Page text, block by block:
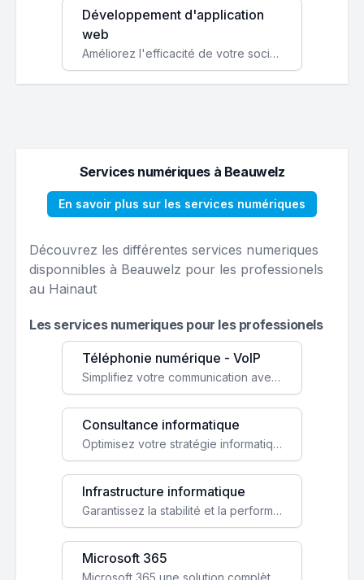
Développement d'application
web
Améliorez l'efficacité de votre société avec une application web personnalisée accessible partout et tout le temps.
Services numériques à Beauwelz
En savoir plus sur les services numériques
Découvrez les différentes services numeriques
disponnibles à Beauwelz pour les professionels
au Hainaut
Les services numeriques pour les professionels
Téléphonie numérique - VoIP
Simplifiez votre communication avec une solution VoIP flexible, économique et adaptée à vos besoins professionnels.
Consultance informatique
Optimisez votre stratégie informatique avec l'expertise de nos consultants pour améliorer votre efficacité et sécurité.
Infrastructure informatique
Garantissez la stabilité et la performance de votre entreprise avec une infrastructure IT sécurisée et évolutive.
Microsoft 365
Microsoft 365 une solution complète qui booste votre productivité, renforce la sécurité de vos données et facilite la collaboration.